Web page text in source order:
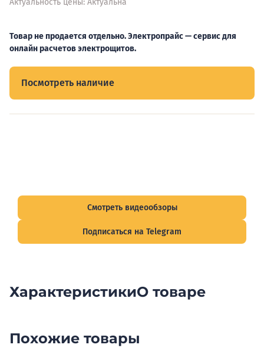
Актуальность цены: Актуальна
Товар не продается отдельно. Электропрайс — сервис для
онлайн расчетов электрощитов.
Посмотреть наличие
Смотреть видеообзоры
Подписаться на Telegram
ХарактеристикиО товаре
Похожие товары